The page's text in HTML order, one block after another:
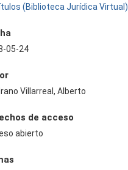
(Biblioteca Jurídica Virtual)
05-24
Villarreal, Alberto
de acceso
abierto